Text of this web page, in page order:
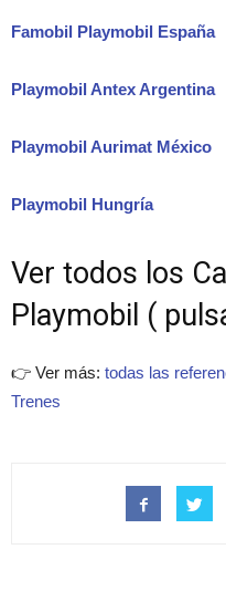
Famobil Playmobil España
Playmobil Antex Argentina
Playmobil Aurimat México
Playmobil Hungría
Ver todos los
Playmobil (
👉 Ver más: todas las
Trenes